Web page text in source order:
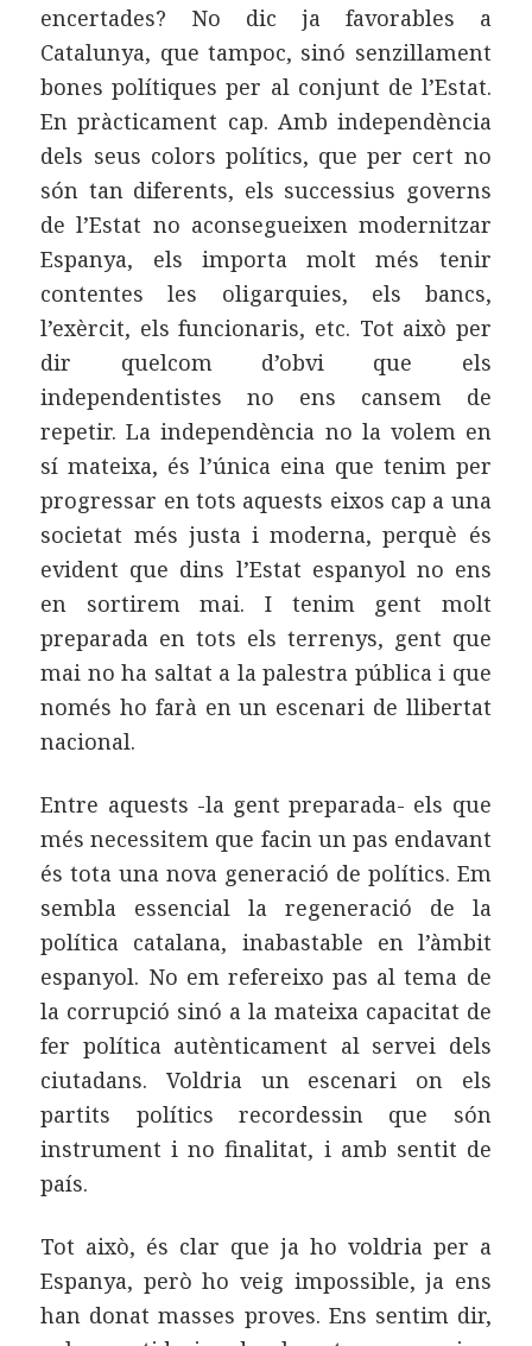
encertades? No dic ja favorables a
Catalunya, que tampoc, sinó senzillament
bones polítiques per al conjunt de l’Estat.
En pràcticament cap. Amb independència
dels seus colors polítics, que per cert no
són tan diferents, els successius governs
de l’Estat no aconsegueixen modernitzar
Espanya, els importa molt més tenir
contentes les oligarquies, els bancs,
l’exèrcit, els funcionaris, etc. Tot això per
dir quelcom d’obvi que els
independentistes no ens cansem de
repetir. La independència no la volem en
sí mateixa, és l’única eina que tenim per
progressar en tots aquests eixos cap a una
societat més justa i moderna, perquè és
evident que dins l’Estat espanyol no ens
en sortirem mai. I tenim gent molt
preparada en tots els terrenys, gent que
mai no ha saltat a la palestra pública i que
només ho farà en un escenari de llibertat
nacional.
Entre aquests -la gent preparada- els que
més necessitem que facin un pas endavant
és tota una nova generació de polítics. Em
sembla essencial la regeneració de la
política catalana, inabastable en l’àmbit
espanyol. No em refereixo pas al tema de
la corrupció sinó a la mateixa capacitat de
fer política autènticament al servei dels
ciutadans. Voldria un escenari on els
partits polítics recordessin que són
instrument i no finalitat, i amb sentit de
país.
Tot això, és clar que ja ho voldria per a
Espanya, però ho veig impossible, ja ens
han donat masses proves. Ens sentim dir,